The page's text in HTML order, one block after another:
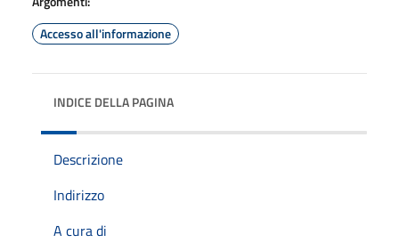
Accesso all'informazione
INDICE DELLA PAGINA
Descrizione
Indirizzo
A cura di